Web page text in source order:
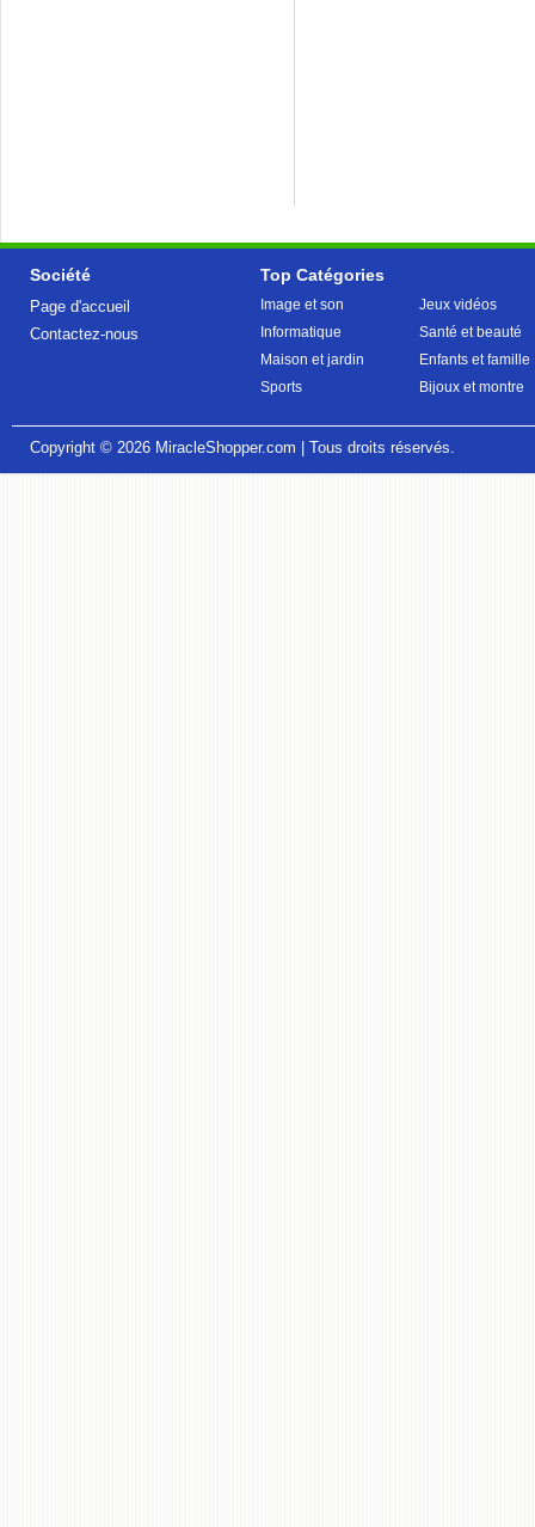
Société
Page d'accueil
Contactez-nous
Top Catégories
Image et son
Informatique
Maison et jardin
Sports
Jeux vidéos
Santé et beauté
Enfants et famille
Bijoux et montre
Copyright © 2026 MiracleShopper.com | Tous droits réservés.